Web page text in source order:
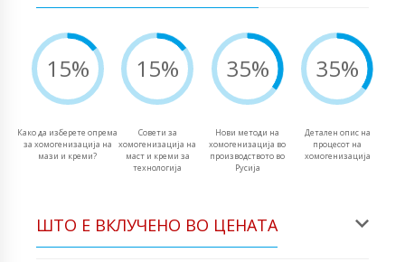
15%
Како да изберете опрема
за хомогенизација на
мази и креми?
15%
Совети за
хомогенизација на
маст и креми за
технологија
35%
Нови методи на
хомогенизација во
производството во
Русија
35%
Детален опис на
процесот на
хомогенизација
ШТО Е ВКЛУЧЕНО ВО ЦЕНАТА